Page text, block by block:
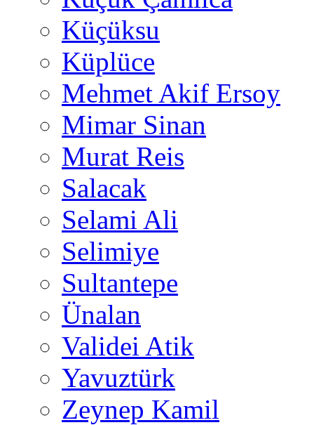
Küçüksu
Küplüce
Mehmet Akif Ersoy
Mimar Sinan
Murat Reis
Salacak
Selami Ali
Selimiye
Sultantepe
Ünalan
Validei Atik
Yavuztürk
Zeynep Kamil